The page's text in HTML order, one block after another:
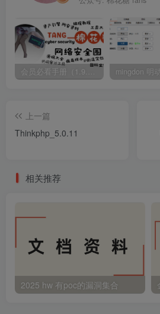
会员必看手册（1.9.0版本 26.4.5更新）
上一篇
Thinkphp_5.0.11
相关推荐
2025 hw 有poc的漏洞集合